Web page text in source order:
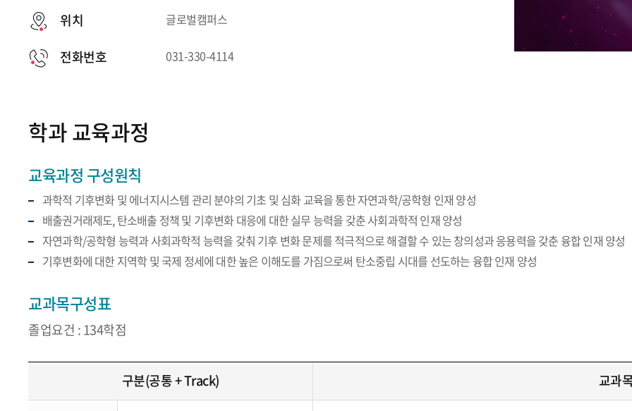
위치 글로벌캠퍼스
전화번호 031-330-4114
학과 교육과정
교육과정 구성원칙
과학적 기후변화 및 에너지시스템 관리 분야의 기초 및 심화 교육을 통한 자연과학/공학형 인재 양성
배출권거래제도, 탄소배출 정책 및 기후변화 대응에 대한 실무 능력을 갖춘 사회과학적 인재 양성
자연과학/공학형 능력과 사회과학적 능력을 갖춰 기후 변화 문제를 적극적으로 해결할 수 있는 창의성과 응용력을 갖춘 융합 인재 양성
기후변화에 대한 지역학 및 국제 정세에 대한 높은 이해도를 가짐으로써 탄소중립 시대를 선도하는 융합 인재 양성
교과목구성표
졸업요건 : 134학점
구분(공통 + Track) 교과